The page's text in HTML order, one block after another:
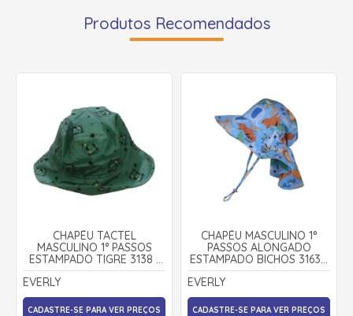
Produtos Recomendados
CHAPÉU TACTEL
MASCULINO 1° PASSOS
ESTAMPADO TIGRE 3138 -
EVERLY
EVERLY
CADASTRE-SE PARA VER PREÇOS
CHAPÉU MASCULINO 1°
PASSOS ALONGADO
ESTAMPADO BICHOS 3163 -
EVERLY
EVERLY
CADASTRE-SE PARA VER PREÇOS